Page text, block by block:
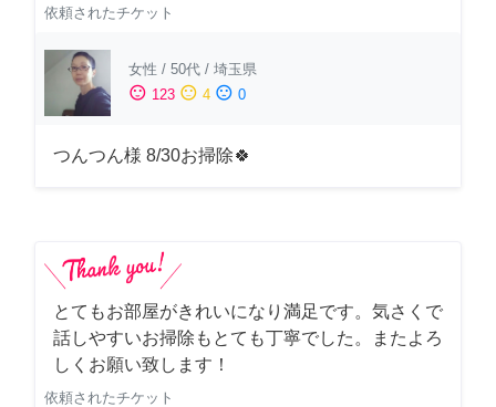
依頼されたチケット
女性 / 50代 / 埼玉県
sentiment_satisfied 123 sentiment_neutral 4 sentiment_dissatisfied 0
つんつん様 8/30お掃除🍀
とてもお部屋がきれいになり満足です。気さくで
話しやすいお掃除もとても丁寧でした。またよろ
しくお願い致します！
依頼されたチケット